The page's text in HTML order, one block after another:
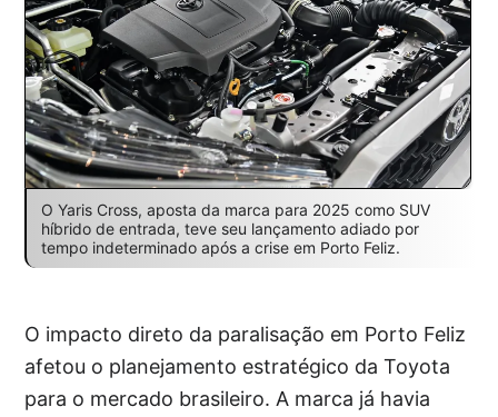
O Yaris Cross, aposta da marca para 2025 como SUV
híbrido de entrada, teve seu lançamento adiado por
tempo indeterminado após a crise em Porto Feliz.
O impacto direto da paralisação em Porto Feliz
afetou o planejamento estratégico da Toyota
para o mercado brasileiro. A marca já havia